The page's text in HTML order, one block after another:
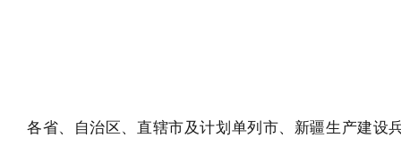
各省、自治区、直辖市及计划单列市、新疆生产建设